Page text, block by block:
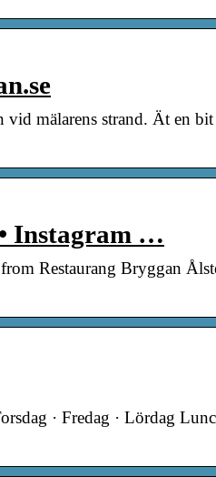
mälarens strand. Ät en bit
Instagram …
Restaurang Bryggan
· Fredag · Lördag